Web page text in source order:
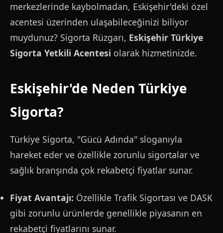
merkezlerinde kaybolmadan, Eskişehir'deki özel
acentesi üzerinden ulaşabileceğinizi biliyor
muydunuz? Sigorta Rüzgarı, Eskişehir Türkiye
Sigorta Yetkili Acentesi olarak hizmetinizde.
Eskişehir'de Neden Türkiye
Sigorta?
Türkiye Sigorta, "Gücü Adında" sloganıyla
hareket eder ve özellikle zorunlu sigortalar ve
sağlık branşında çok rekabetçi fiyatlar sunar.
Fiyat Avantajı: Özellikle Trafik Sigortası ve DASK
gibi zorunlu ürünlerde genellikle piyasanın en
rekabetçi fiyatlarını sunar.